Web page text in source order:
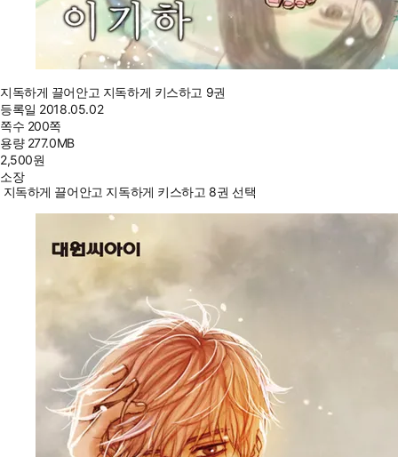
지독하게 끌어안고 지독하게 키스하고 9권
등록일 2018.05.02
쪽수 200쪽
용량 277.0MB
2,500원
소장
지독하게 끌어안고 지독하게 키스하고 8권 선택